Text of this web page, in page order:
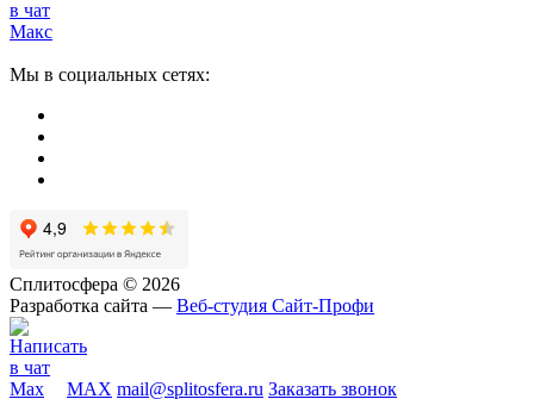
Мы в социальных сетях:
Сплитосфера © 2026
Разработка сайта — Веб-студия Сайт-Профи
MAX mail@splitosfera.ru Заказать звонок